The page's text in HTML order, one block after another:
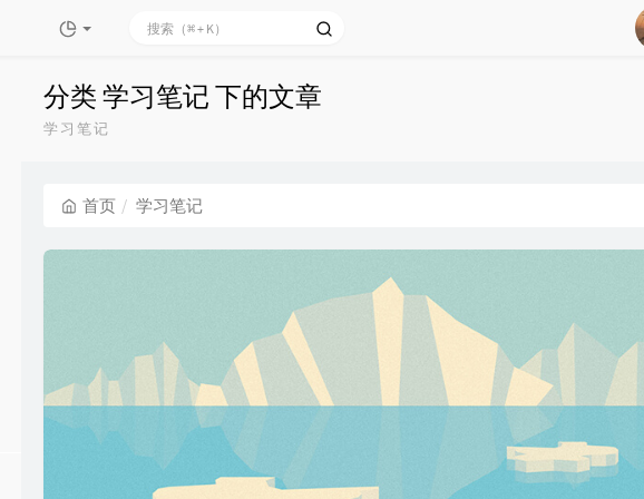
分类 学习笔记 下的文章
学习笔记
首页 学习笔记